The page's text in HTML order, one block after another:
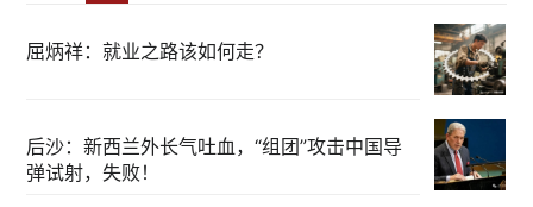
屈炳祥：就业之路该如何走？
后沙：新西兰外长气吐血，“组团”攻击中国导
弹试射，失败！